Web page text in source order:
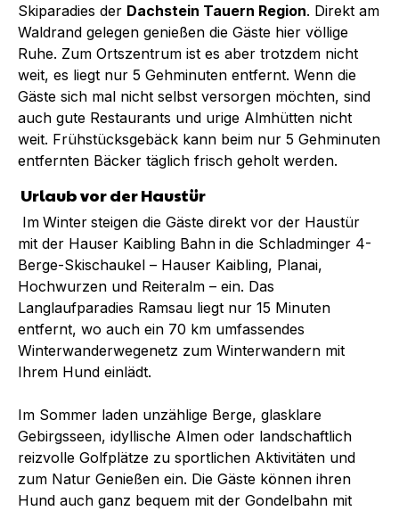
Skiparadies der Dachstein Tauern Region. Direkt am
Waldrand gelegen genießen die Gäste hier völlige
Ruhe. Zum Ortszentrum ist es aber trotzdem nicht
weit, es liegt nur 5 Gehminuten entfernt. Wenn die
Gäste sich mal nicht selbst versorgen möchten, sind
auch gute Restaurants und urige Almhütten nicht
weit. Frühstücksgebäck kann beim nur 5 Gehminuten
entfernten Bäcker täglich frisch geholt werden.
Urlaub vor der Haustür
Im Winter steigen die Gäste direkt vor der Haustür
mit der Hauser Kaibling Bahn in die Schladminger 4-
Berge-Skischaukel – Hauser Kaibling, Planai,
Hochwurzen und Reiteralm – ein. Das
Langlaufparadies Ramsau liegt nur 15 Minuten
entfernt, wo auch ein 70 km umfassendes
Winterwanderwegenetz zum Winterwandern mit
Ihrem Hund einlädt.
Im Sommer laden unzählige Berge, glasklare
Gebirgsseen, idyllische Almen oder landschaftlich
reizvolle Golfplätze zu sportlichen Aktivitäten und
zum Natur Genießen ein. Die Gäste können ihren
Hund auch ganz bequem mit der Gondelbahn mit